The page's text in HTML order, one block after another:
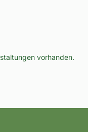
vorhanden.